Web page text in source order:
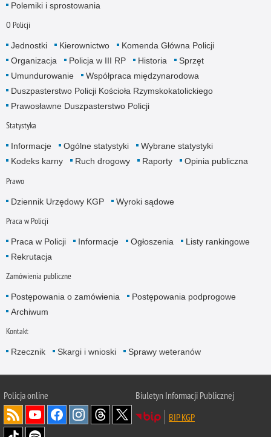
Polemiki i sprostowania
O Policji
Jednostki Kierownictwo
Komenda Główna Policji
Organizacja
Policja w III RP Historia
Sprzęt
Umundurowanie
Współpraca międzynarodowa
Duszpasterstwo Policji Kościoła Rzymskokatolickiego
Prawosławne Duszpasterstwo Policji
Statystyka
Informacje Ogólne statystyki
Wybrane statystyki
Kodeks karny
Ruch drogowy Raporty Opinia publiczna
Prawo
Dziennik Urzędowy KGP Wyroki sądowe
Praca w Policji
Praca w Policji Informacje Ogłoszenia
Listy rankingowe
Rekrutacja
Zamówienia publiczne
Postępowania o zamówienia
Postępowania podprogowe
Archiwum
Kontakt
Rzecznik Skargi i wnioski Sprawy weteranów
Policjaonline
Biuletyn Informacji Publicznej
BIP KGP